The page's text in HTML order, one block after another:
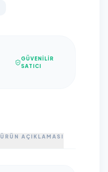
GÜVENILIR
SATICI
ÜRÜN AÇIKLAMASI